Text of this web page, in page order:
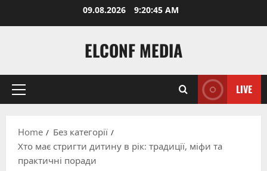
09.08.2026 9:20:46 AM
ELCONF MEDIA
Primary
LIVE
Home
Без категорії
Хто має стригти дитину в рік: традиції, міфи та
практичні поради